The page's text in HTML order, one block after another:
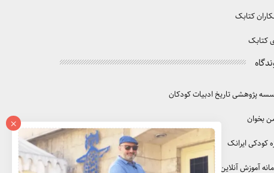
×
کتابک
کتابک
پژوهشی تاریخ ادبیات کودکان
بخوان
کودکی ایرانک
آموزش آنلاین آموزک